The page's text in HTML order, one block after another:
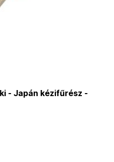
- Japán kézifűrész -